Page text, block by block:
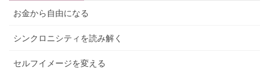
お金から自由になる
シンクロニシティを読み解く
セルフイメージを変える